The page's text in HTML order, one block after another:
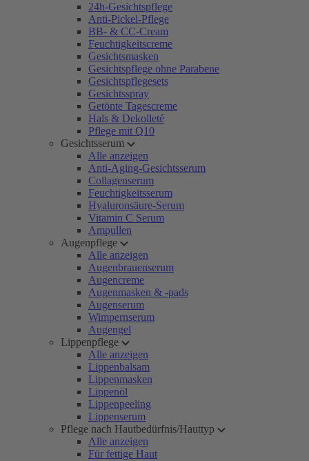
24h-Gesichtspflege
Anti-Pickel-Pflege
BB- & CC-Cream
Feuchtigkeitscreme
Gesichtsmasken
Gesichtspflege ohne Parabene
Gesichtspflegesets
Gesichtsspray
Getönte Tagescreme
Hals & Dekolleté
Pflege mit Q10
Gesichtsserum
Alle anzeigen
Anti-Aging-Gesichtsserum
Collagenserum
Feuchtigkeitsserum
Hyaluronsäure-Serum
Vitamin C Serum
Ampullen
Augenpflege
Alle anzeigen
Augenbrauenserum
Augencreme
Augenmasken & -pads
Augenserum
Wimpernserum
Augengel
Lippenpflege
Alle anzeigen
Lippenbalsam
Lippenmasken
Lippenöl
Lippenpeeling
Lippenserum
Pflege nach Hautbedürfnis/Hauttyp
Alle anzeigen
Für fettige Haut